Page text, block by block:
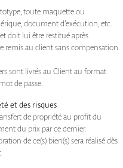
toute maquette ou
document d’exécution, etc.
doit lui être restitué après
remis au client sans compensation
sont livrés au Client au format
de passe.
et des risques
de propriété au profit du
du prix par ce dernier.
de ce(s) bien(s) sera réalisé dès